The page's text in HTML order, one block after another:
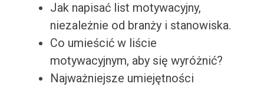
Jak napisać list motywacyjny,
niezależnie od branży i stanowiska.
Co umieścić w liście
motywacyjnym, aby się wyróżnić?
Najważniejsze umiejętności